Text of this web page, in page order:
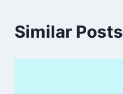
Similar Posts